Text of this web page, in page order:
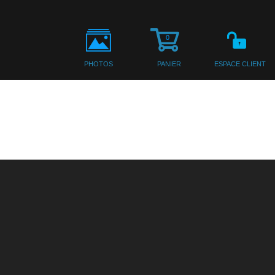
ESPACE CLIENT
PANIER
0
PHOTOS